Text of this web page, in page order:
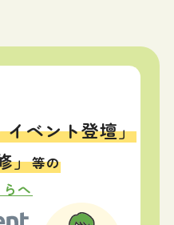
イベント登壇」
」等の
へ